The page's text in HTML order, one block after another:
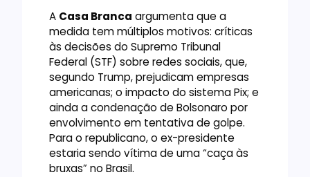
A Casa Branca argumenta que a
medida tem múltiplos motivos: críticas
às decisões do Supremo Tribunal
Federal (STF) sobre redes sociais, que,
segundo Trump, prejudicam empresas
americanas; o impacto do sistema Pix; e
ainda a condenação de Bolsonaro por
envolvimento em tentativa de golpe.
Para o republicano, o ex-presidente
estaria sendo vítima de uma “caça às
bruxas” no Brasil.